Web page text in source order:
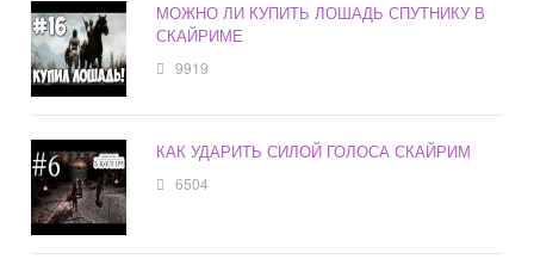
МОЖНО ЛИ КУПИТЬ ЛОШАДЬ СПУТНИКУ В
СКАЙРИМЕ
9919
КАК УДАРИТЬ СИЛОЙ ГОЛОСА СКАЙРИМ
6504